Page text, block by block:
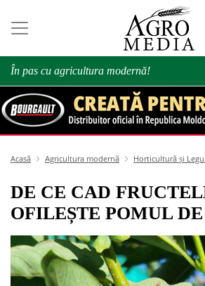
În pas cu agricultura modernă!
Acasă Agricultura modernă Horticultură și
DE CE CAD
OFILEȘTE POMUL